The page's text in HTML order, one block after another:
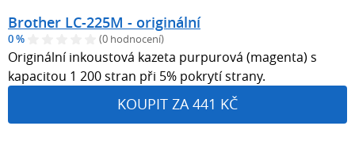
Brother LC-225M - originální
0 % (0 hodnocení)
Originální inkoustová kazeta purpurová (magenta) s
kapacitou 1 200 stran při 5% pokrytí strany.
KOUPIT ZA 441 KČ